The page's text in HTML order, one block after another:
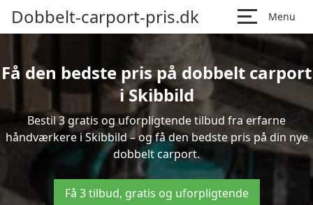
Dobbelt-carport-pris.dk Menu
Få den bedste pris på dobbelt carport
i Skibbild
Bestil 3 gratis og uforpligtende tilbud fra erfarne
håndværkere i Skibbild – og få den bedste pris på din nye
dobbelt carport.
Få 3 tilbud, gratis og uforpligtende